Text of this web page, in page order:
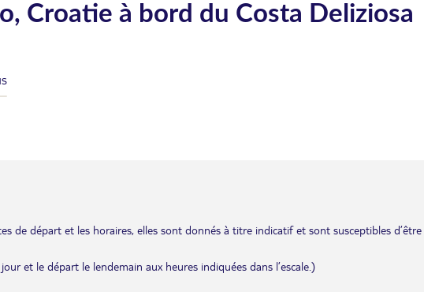
Croatie à bord du Costa Deliziosa
de départ et les horaires, elles sont donnés à titre indicatif et sont susceptibles d’être
et le départ le lendemain aux heures indiquées dans l’escale.)